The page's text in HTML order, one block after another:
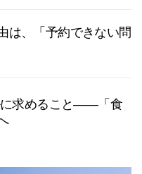
は、「予約できない問
に求めること――「食